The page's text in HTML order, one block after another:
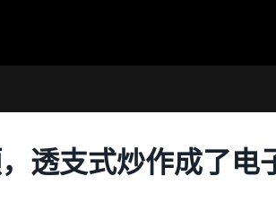
透支式炒作成了电